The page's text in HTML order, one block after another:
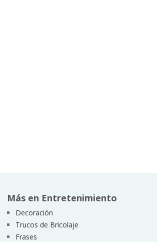
Más en Entretenimiento
Decoración
Trucos de Bricolaje
Frases